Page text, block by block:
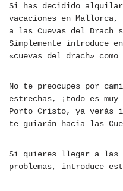
Si has decidido
vacaciones en
a las Cuevas del Drach
Simplemente introduce
«cuevas del drach»
No te preocupes por
estrechas, ¡todo es
Porto Cristo, ya verás
te guiarán hacia las
Si quieres llegar a las
problemas, introduce